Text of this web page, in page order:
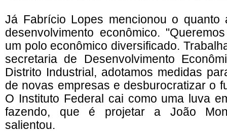
Já Fabrício Lopes mencionou o quanto
desenvolvimento econômico.
um polo econômico diversificado.
secretaria de Desenvolvimento
Distrito Industrial, adotamos medidas
de novas empresas e desburocratizar o
O Instituto Federal cai como uma luva
fazendo, que é projetar a João
salientou.